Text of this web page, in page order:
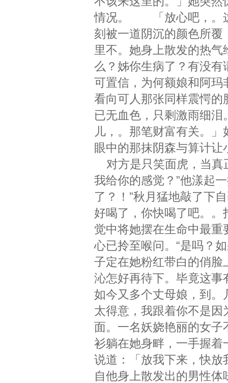
情况。 「放心吧，。
刻被一道阴沉的颜色所
里不。她身上散发的热
么？姊你生病了？有没
可置信，为何额娘和阿
看向可人那张同样震愕
已无血色，只剩激雨细
儿，。那笔财富有关。
眼中的那抹阴森与算计
对方是只笑面虎，当真
我给你的感觉？”他漾起
了？！”秋月猛地敲了下
好喝了，你快喝了吧。
觉中将她摆在生命中最
心已拎至喉问。“是吗？
子定在她粉红带白的俏脸
沁怎好再待下。毕竟这
如今又多个丈母娘，到。
太得意，我跟着你不是因
面。一名妖娆艳丽的女
衫躺在她身畔，一手握
说道：「放我下来，快
自他身上散发出的男性体